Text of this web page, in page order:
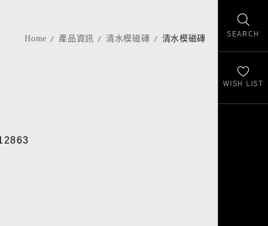
SEARCH
WISH LIST
Home 產品資訊 清水模磁磚 清水模磁磚